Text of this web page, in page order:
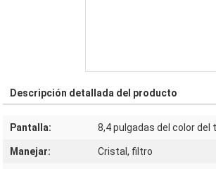
Descripción detallada del producto
Pantalla: 8,4 pulgadas del color del
Manejar: Cristal, filtro